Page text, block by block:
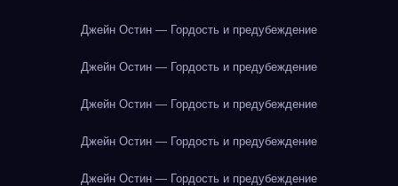
Джейн Остин — Гордость и предубеждение
Джейн Остин — Гордость и предубеждение
Джейн Остин — Гордость и предубеждение
Джейн Остин — Гордость и предубеждение
Джейн Остин — Гордость и предубеждение